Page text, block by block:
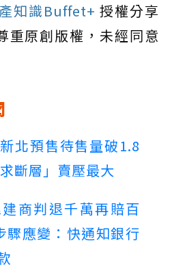
知識Buffet+授權分享
重原創版權，未經同意
北預售待售量破1.8
斷層」賣壓最大
商判退千萬再賠百
驟應變：快通知銀行